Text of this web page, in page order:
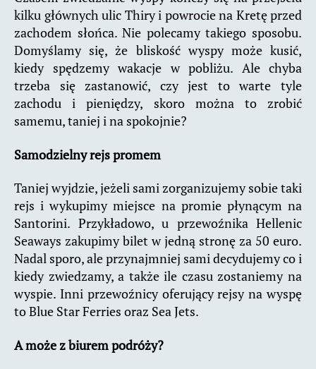
kilku głównych ulic Thiry i powrocie na Kretę przed
zachodem słońca. Nie polecamy takiego sposobu.
Domyślamy się, że bliskość wyspy może kusić,
kiedy spędzemy wakacje w pobliżu. Ale chyba
trzeba się zastanowić, czy jest to warte tyle
zachodu i pieniędzy, skoro można to zrobić
samemu, taniej i na spokojnie?
Samodzielny rejs promem
Taniej wyjdzie, jeżeli sami zorganizujemy sobie taki
rejs i wykupimy miejsce na promie płynącym na
Santorini. Przykładowo, u przewoźnika Hellenic
Seaways zakupimy bilet w jedną stronę za 50 euro.
Nadal sporo, ale przynajmniej sami decydujemy co i
kiedy zwiedzamy, a także ile czasu zostaniemy na
wyspie. Inni przewoźnicy oferujący rejsy na wyspę
to Blue Star Ferries oraz Sea Jets.
A może z biurem podróży?